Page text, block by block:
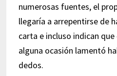
numerosas fuentes, el
llegaría a arrepentirse de
carta e incluso indican que
alguna ocasión lamentó
dedos.